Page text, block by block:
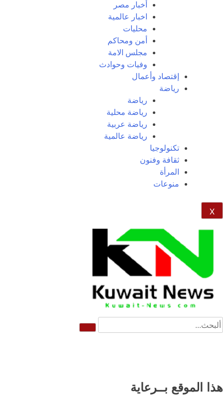
أخبار مصر
اخبار عالمية
محليات
أمن ومحاكم
مجلس الامة
وفيات وحوادث
إقتصاد وأعمال
رياضة
رياضة
رياضة محلية
رياضة عربية
رياضة عالمية
تكنولوجيا
ثقافة وفنون
المرأة
منوعات
X
NE
News Elementor
هذا الموقع بــرعاية